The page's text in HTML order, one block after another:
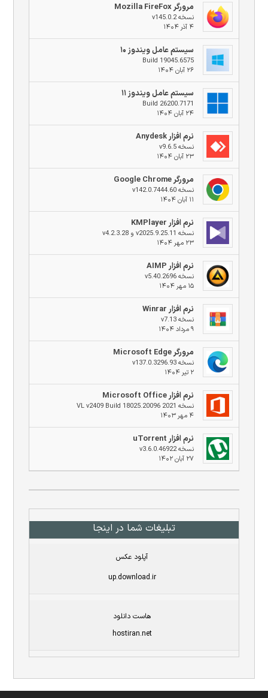
مرورگر Mozilla FireFox
نسخه v145.0.2
۴ آذر ۱۴۰۴
سیستم عامل ویندوز ۱۰
Build 19045.6575
۲۶ آبان ۱۴۰۴
سیستم عامل ویندوز ۱۱
Build 26200.7171
۲۴ آبان ۱۴۰۴
نرم افزار Anydesk
نسخه v9.6.5
۲۳ آبان ۱۴۰۴
مرورگر Google Chrome
نسخه v142.0.7444.60
۱۱ آبان ۱۴۰۴
نرم افزار KMPlayer
نسخه v2025.9.25.11 و v4.2.3.28
۲۳ مهر ۱۴۰۴
نرم افزار AIMP
نسخه v5.40.2696
۱۵ مهر ۱۴۰۴
نرم افزار Winrar
نسخه v7.13
۹ مرداد ۱۴۰۴
مرورگر Microsoft Edge
نسخه v137.0.3296.93
۲ تیر ۱۴۰۴
نرم افزار Microsoft Office
نسخه 2021 VL v2409 Build 18025.20096
۴ مهر ۱۴۰۳
نرم افزار uTorrent
نسخه v3.6.0.46922
۲۷ آبان ۱۴۰۲
تبلیغات شما در اینجا
آپلود عکس
up.download.ir
هاست دانلود
hostiran.net